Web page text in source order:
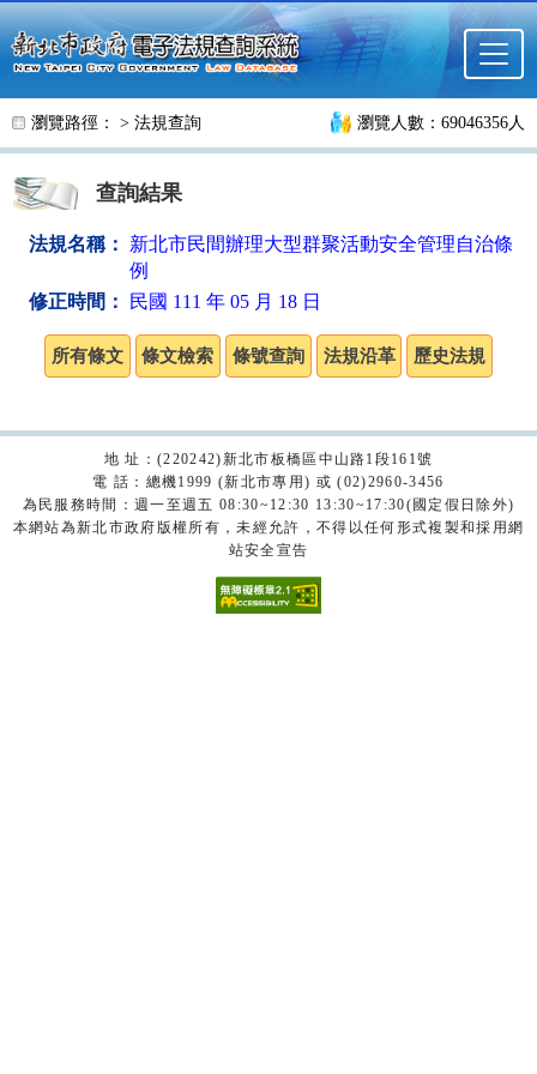
跳至主要內容
瀏覽路徑： > 法規查詢 瀏覽人數：69046356人
查詢結果
法規名稱：
新北市民間辦理大型群聚活動安全管理自治條
例
修正時間：
民國 111 年 05 月 18 日
地 址：(220242)新北市板橋區中山路1段161號
電 話：總機1999 (新北市專用) 或 (02)2960-3456
為民服務時間：週一至週五 08:30~12:30 13:30~17:30(國定假日除外)
本網站為新北市政府版權所有，未經允許，不得以任何形式複製和採用網
站安全宣告